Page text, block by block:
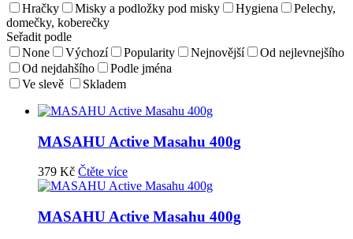
Hračky
Misky a podložky pod misky Hygiena
Pelechy,
domečky, koberečky
Seřadit podle
None
Výchozí Popularity Nejnovější
Od nejlevnejšího
Od nejdahšího
Podle jména
Ve slevě
Skladem
MASAHU Active Masahu 400g
379 Kč Čtěte více
MASAHU Active Masahu 400g